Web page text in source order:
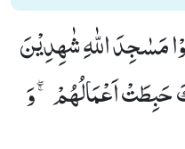
مَسٰجِدَ اللّٰهِ شٰهِدِیْنَ
حَبِطَتْ اَعْمَالُهُمْ ۚۖ-وَ